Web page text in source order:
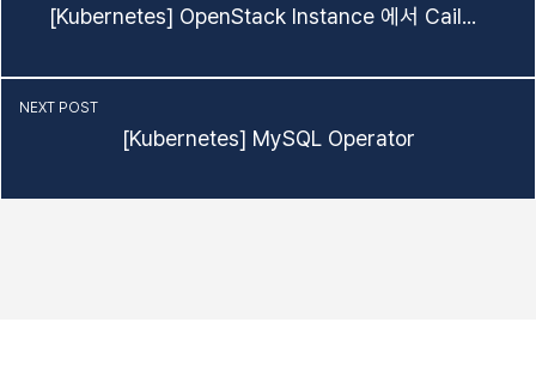
[Kubernetes] OpenStack Instance 에서 Cailco CNI 로 Kubernetes 구성
[Kubernetes] MySQL Operator
NEXT POST